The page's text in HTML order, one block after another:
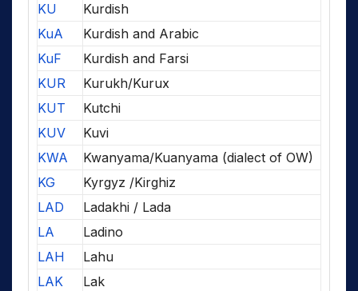
KU
Kurdish
KuA
Kurdish and Arabic
KuF
Kurdish and Farsi
KUR
Kurukh/Kurux
KUT
Kutchi
KUV
Kuvi
KWA
Kwanyama/Kuanyama (dialect of OW)
KG
Kyrgyz /Kirghiz
LAD
Ladakhi / Lada
LA
Ladino
LAH
Lahu
LAK
Lak